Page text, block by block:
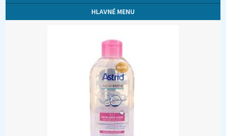
HLAVNÉ MENU